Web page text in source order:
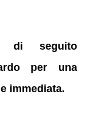
di seguito
per una
immediata.